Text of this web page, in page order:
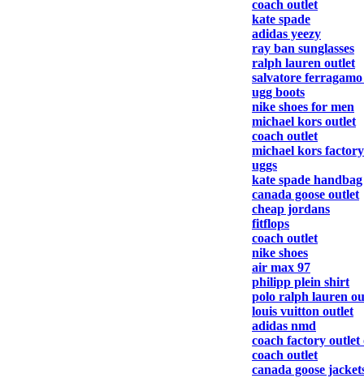
coach outlet
kate spade
adidas yeezy
ray ban sunglasses
ralph lauren outlet
salvatore ferragamo
ugg boots
nike shoes for men
michael kors outlet
coach outlet
michael kors
uggs
kate spade handbag
canada goose outlet
cheap jordans
fitflops
coach outlet
nike shoes
air max 97
philipp plein shirt
polo ralph lauren
louis vuitton outlet
adidas nmd
coach factory outlet
coach outlet
canada goose